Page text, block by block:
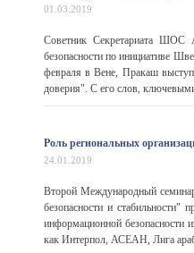
01.03.2019
Советник Секретариата ШОС
безопасности по инициативе
февраля в Вене, Пракаш
доверия". С его слов,
Роль региональных
24.01.2019
Второй Международный
безопасности и
информационной безопасности
как Интерпол, АСЕАН, Лига